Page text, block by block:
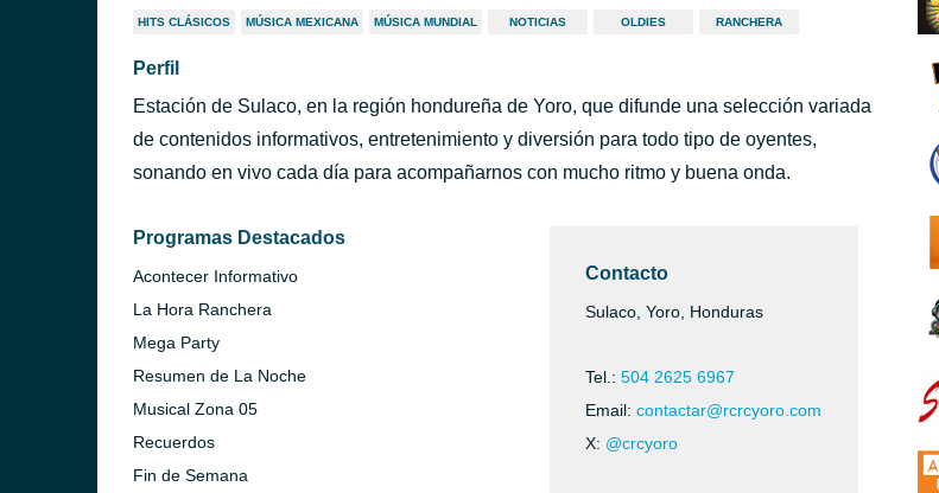
HITS CLÁSICOS MÚSICA MEXICANA MÚSICA MUNDIAL NOTICIAS OLDIES RANCHERA
Perfil
Estación de Sulaco, en la región hondureña de Yoro, que difunde una selección variada
de contenidos informativos, entretenimiento y diversión para todo tipo de oyentes,
sonando en vivo cada día para acompañarnos con mucho ritmo y buena onda.
Programas Destacados
Acontecer Informativo
La Hora Ranchera
Mega Party
Resumen de La Noche
Musical Zona 05
Recuerdos
Fin de Semana
Contacto
Sulaco, Yoro, Honduras
Tel.: 504 2625 6967
Email: contactar@rcrcyoro.com
X: @crcyoro